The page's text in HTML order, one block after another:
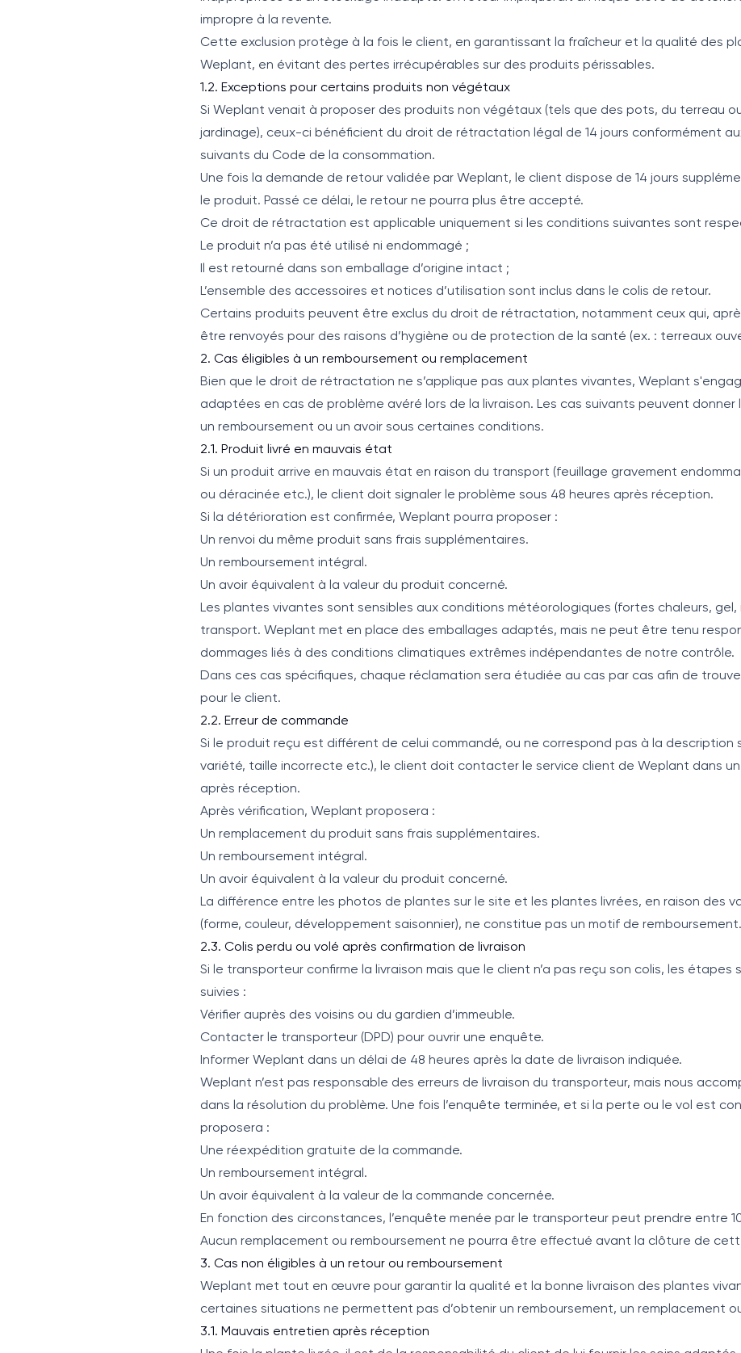
impropre à la revente.
Cette exclusion protège à la fois le client, en garantissant la fraîcheur et la qualité des
Weplant, en évitant des pertes irrécupérables sur des produits périssables.
1.2. Exceptions pour certains produits non végétaux
Si Weplant venait à proposer des produits non végétaux (tels que des pots, du terreau
jardinage), ceux-ci bénéficient du droit de rétractation légal de 14 jours conformément
suivants du Code de la consommation.
Une fois la demande de retour validée par Weplant, le client dispose de 14 jours
le produit. Passé ce délai, le retour ne pourra plus être accepté.
Ce droit de rétractation est applicable uniquement si les conditions suivantes sont
Le produit n’a pas été utilisé ni endommagé ;
Il est retourné dans son emballage d’origine intact ;
L’ensemble des accessoires et notices d’utilisation sont inclus dans le colis de retour.
Certains produits peuvent être exclus du droit de rétractation, notamment ceux qui,
être renvoyés pour des raisons d’hygiène ou de protection de la santé (ex. : terreaux
2. Cas éligibles à un remboursement ou remplacement
Bien que le droit de rétractation ne s’applique pas aux plantes vivantes, Weplant
adaptées en cas de problème avéré lors de la livraison. Les cas suivants peuvent donner
un remboursement ou un avoir sous certaines conditions.
2.1. Produit livré en mauvais état
Si un produit arrive en mauvais état en raison du transport (feuillage gravement
ou déracinée etc.), le client doit signaler le problème sous 48 heures après réception.
Si la détérioration est confirmée, Weplant pourra proposer :
Un renvoi du même produit sans frais supplémentaires.
Un remboursement intégral.
Un avoir équivalent à la valeur du produit concerné.
Les plantes vivantes sont sensibles aux conditions météorologiques (fortes chaleurs,
transport. Weplant met en place des emballages adaptés, mais ne peut être tenu
dommages liés à des conditions climatiques extrêmes indépendantes de notre contrôle.
Dans ces cas spécifiques, chaque réclamation sera étudiée au cas par cas afin de
pour le client.
2.2. Erreur de commande
Si le produit reçu est différent de celui commandé, ou ne correspond pas à la description
variété, taille incorrecte etc.), le client doit contacter le service client de Weplant dans
après réception.
Après vérification, Weplant proposera :
Un remplacement du produit sans frais supplémentaires.
Un remboursement intégral.
Un avoir équivalent à la valeur du produit concerné.
La différence entre les photos de plantes sur le site et les plantes livrées, en raison des
(forme, couleur, développement saisonnier), ne constitue pas un motif de remboursement.
2.3. Colis perdu ou volé après confirmation de livraison
Si le transporteur confirme la livraison mais que le client n’a pas reçu son colis, les
suivies :
Vérifier auprès des voisins ou du gardien d’immeuble.
Contacter le transporteur (DPD) pour ouvrir une enquête.
Informer Weplant dans un délai de 48 heures après la date de livraison indiquée.
Weplant n’est pas responsable des erreurs de livraison du transporteur, mais nous
dans la résolution du problème. Une fois l’enquête terminée, et si la perte ou le vol est
proposera :
Une réexpédition gratuite de la commande.
Un remboursement intégral.
Un avoir équivalent à la valeur de la commande concernée.
En fonction des circonstances, l’enquête menée par le transporteur peut prendre entre
Aucun remplacement ou remboursement ne pourra être effectué avant la clôture de
3. Cas non éligibles à un retour ou remboursement
Weplant met tout en œuvre pour garantir la qualité et la bonne livraison des plantes
certaines situations ne permettent pas d’obtenir un remboursement, un remplacement
3.1. Mauvais entretien après réception